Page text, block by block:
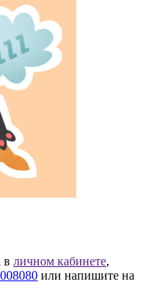
в личном кабинете,
или напишите на